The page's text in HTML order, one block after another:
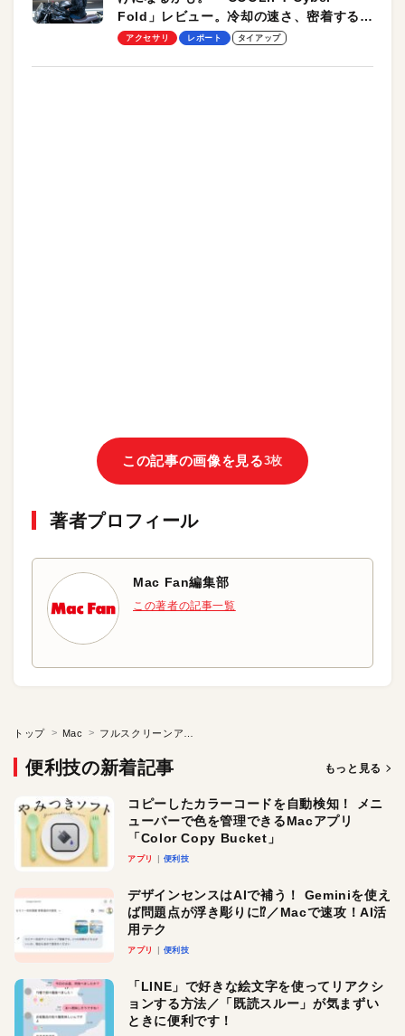
Fold」レビュー。冷却の速さ、密着する冷
却プレート、シンプルな操作性がグッド！
アクセサリ レポート タイアップ
この記事の画像を見る3枚
著者プロフィール
Mac Fan編集部
この著者の記事一覧
トップ Mac
便利技の新着記事 もっと見る
コピーしたカラーコードを自動検知！ メニ
ューバーで色を管理できるMacアプリ
「Color Copy Bucket」
アプリ 便利技
デザインセンスはAIで補う！ Geminiを使え
ば問題点が浮き彫りに⁉︎／Macで速攻！AI活
用テク
アプリ 便利技
「LINE」で好きな絵文字を使ってリアクシ
ョンする方法／「既読スルー」が気まずい
ときに便利です！